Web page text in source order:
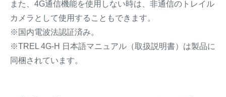
また、4G通信機能を使用しない時は、非通信のトレイル
カメラとして使用することもできます。
※国内電波法認証済み。
※TREL 4G-H 日本語マニュアル（取扱説明書）は製品に
同梱されています。